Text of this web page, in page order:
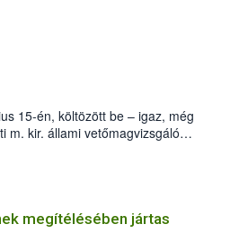
15-én, költözött be – igaz, még
m. kir. állami vetőmagvizsgáló
szám alatti, Czigler Győző által
megítélésében jártas